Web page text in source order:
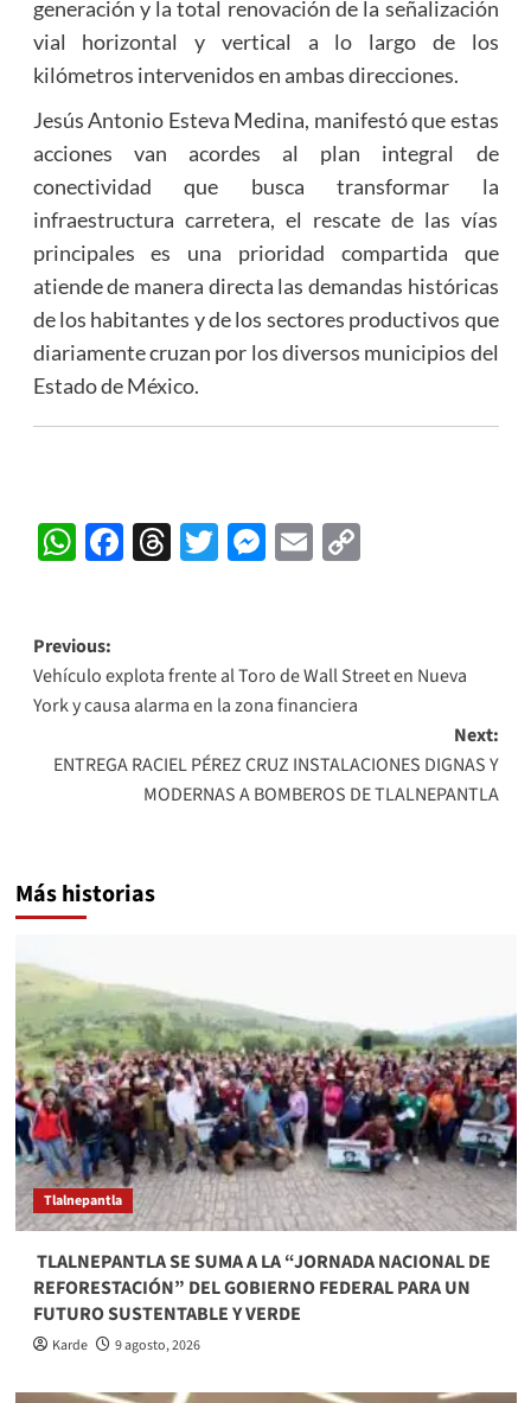
generación y la total renovación de la señalización
vial horizontal y vertical a lo largo de los
kilómetros intervenidos en ambas direcciones.
Jesús Antonio Esteva Medina, manifestó que estas
acciones van acordes al plan integral de
conectividad que busca transformar la
infraestructura carretera, el rescate de las vías
principales es una prioridad compartida que
atiende de manera directa las demandas históricas
de los habitantes y de los sectores productivos que
diariamente cruzan por los diversos municipios del
Estado de México.
WhatsApp
Facebook
Threads
Twitter
Messenger
EmailCopy
Post
navigation
Previous:
Vehículo explota frente al Toro de Wall Street en Nueva
York y causa alarma en la zona financiera
Next:
ENTREGA RACIEL PÉREZ CRUZ INSTALACIONES DIGNAS Y
MODERNAS A BOMBEROS DE TLALNEPANTLA
Más historias
Tlalnepantla
​ TLALNEPANTLA SE SUMA A LA “JORNADA NACIONAL DE
REFORESTACIÓN” DEL GOBIERNO FEDERAL PARA UN
FUTURO SUSTENTABLE Y VERDE
Karde 9 agosto, 2026